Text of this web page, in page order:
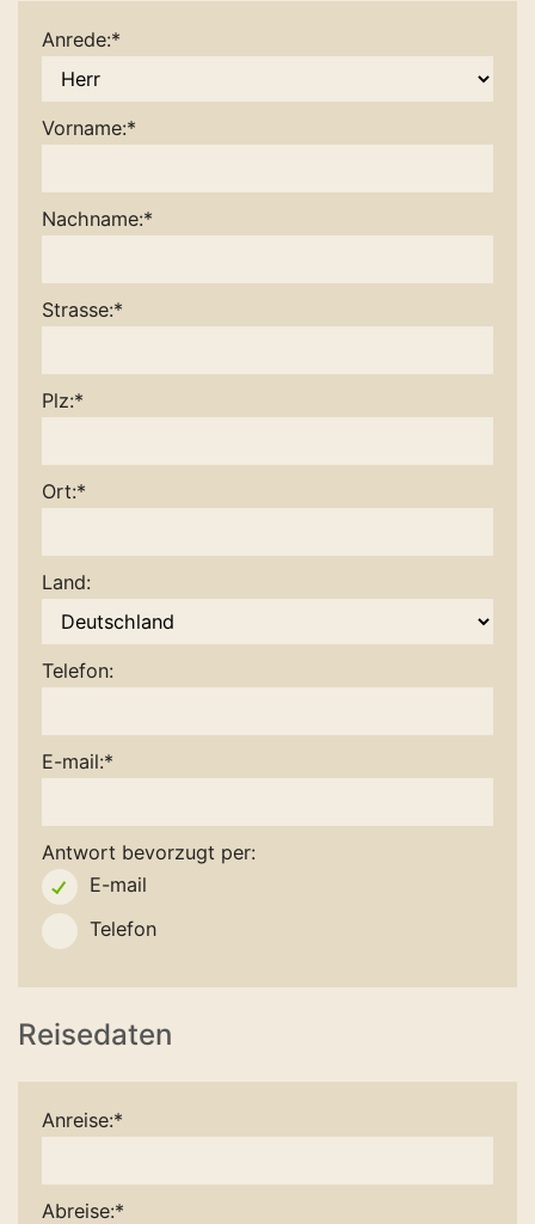
Anrede:*
Vorname:*
Nachname:*
Strasse:*
Plz:*
Ort:*
Land:
Telefon:
E-mail:*
Antwort bevorzugt per:
E-mail
Telefon
Reisedaten
Anreise:*
Abreise:*